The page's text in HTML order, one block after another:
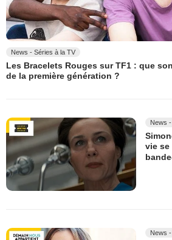
News - Séries à la TV
Les Bracelets Rouges sur TF1 : que
de la première génération ?
News
vie se
News